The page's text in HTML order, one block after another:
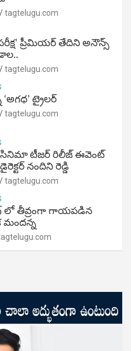
tagtelugu.com
ప్రీమియర్ తేదిని అనౌన్స్
tagtelugu.com
‘అగధ’ ట్రైలర్
tagtelugu.com
సినిమా టీజర్ రిలీజ్ ఈవెంట్
నందిని రెడ్డి
tagtelugu.com
లో తీవ్రంగా గాయపడిన
మందన్న